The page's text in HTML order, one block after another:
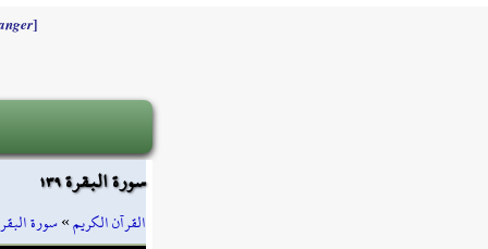
]
سورة البقرة ١٣٩
القرآن الكريم»سورة